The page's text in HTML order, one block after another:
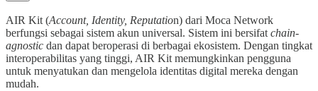
AIR Kit (Account, Identity, Reputation) dari Moca Network
berfungsi sebagai sistem akun universal. Sistem ini bersifat chain-
agnostic dan dapat beroperasi di berbagai ekosistem. Dengan tingkat
interoperabilitas yang tinggi, AIR Kit memungkinkan pengguna
untuk menyatukan dan mengelola identitas digital mereka dengan
mudah.